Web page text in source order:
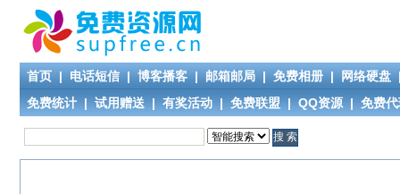
首页 | 电话短信 | 博客播客 | 邮箱邮局 | 免费相册 | 网络硬盘
免费统计 | 试用赠送 | 有奖活动 | 免费联盟 | QQ资源 | 免费